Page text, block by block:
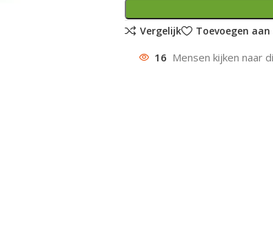
Vergelijk Toevoegen
16 Mensen kijken naar